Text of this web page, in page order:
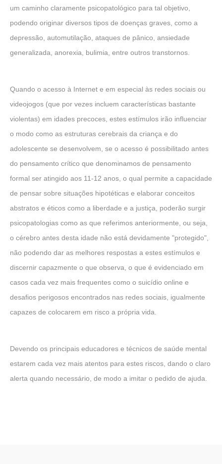
um caminho claramente psicopatológico para tal objetivo,
podendo originar diversos tipos de doenças graves, como a
depressão, automutilação, ataques de pânico, ansiedade
generalizada, anorexia, bulimia, entre outros transtornos.
Quando o acesso à Internet e em especial às redes sociais ou
videojogos (que por vezes incluem características bastante
violentas) em idades precoces, estes estímulos irão influenciar
o modo como as estruturas cerebrais da criança e do
adolescente se desenvolvem, se o acesso é possibilitado antes
do pensamento crítico que denominamos de pensamento
formal ser atingido aos 11-12 anos, o qual permite a capacidade
de pensar sobre situações hipotéticas e elaborar conceitos
abstratos e éticos como a liberdade e a justiça, poderão surgir
psicopatologias como as que referimos anteriormente, ou seja,
o cérebro antes desta idade não está devidamente "protegido",
não podendo dar as melhores respostas a estes estímulos e
discernir capazmente o que observa, o que é evidenciado em
casos cada vez mais frequentes como o suicídio online e
desafios perigosos encontrados nas redes sociais, igualmente
capazes de colocarem em risco a própria vida.
Devendo os principais educadores e técnicos de saúde mental
estarem cada vez mais atentos para estes riscos, dando o claro
alerta quando necessário, de modo a imitar o pedido de ajuda.